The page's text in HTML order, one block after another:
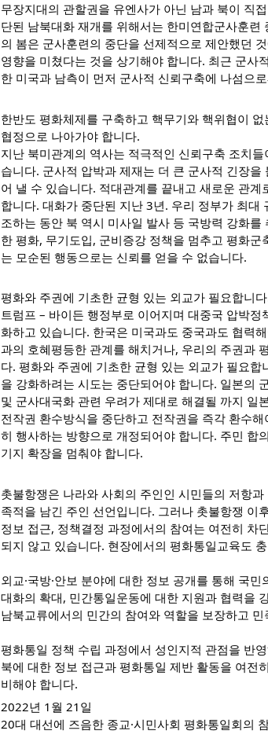
무장지대의 관할권을 유엔사가 아닌 남과 북이 직
단된 남북대화 재개를 위해서는 한미연합군사훈
의 봄은 군사훈련의 중단을 선제적으로 제안했던
영향을 미쳤다는 것을 상기해야 합니다. 최근 군사
한 미국과 남측이 먼저 군사적 신뢰구축에 나섬으
한반도 평화체제를 구축하고 핵무기와 핵위협이
협정으로 나아가야 합니다.
지난 북미관계의 역사는 적극적인 신뢰구축 조치
습니다. 군사적 압박과 제재는 더 큰 군사적 긴장
어 낼 수 있습니다. 적대관계를 끝내고 새로운 관
합니다. 대화가 중단된 지난 3년. 우리 정부가 최
조하는 동안 북 역시 미사일 발사 등 국방력 강화를
한 평화, 무기도입, 군비증강 정책을 멈추고 평화
는 모순된 행동으로는 신뢰를 얻을 수 없습니다.
평화와 주권에 기초한 균형 있는 외교가 필요합니
트럼프 – 바이든 행정부로 이어지며 대중국 압박
화하고 있습니다. 한국은 미국과도 중국과도 협력
과의 호혜평등한 관계를 해치거나, 우리의 주권과
다. 평화와 주권에 기초한 균형 있는 외교가 필요
을 강화하려는 시도는 중단되어야 합니다. 일본의
및 군사대국화 관련 우려가 제대로 해결될 까지 일
전작권 환수방식을 중단하고 전작권을 즉각 환수
히 행사하는 방향으로 개정되어야 합니다. 주민 합
기지 확장을 멈춰야 합니다.
촛불항쟁은 나라와 사회의 주인인 시민들의 저항
족적을 남긴 주인 선언입니다. 그러나 촛불항쟁 이
정보 접근, 정책결정 과정에서의 참여는 여전히 차
되지 않고 있습니다. 현장에서의 평화통일교육도
외교·국방·안보 분야에 대한 정보 공개를 통해 국
대화의 확대, 민간통일운동에 대한 지원과 협력을
남북교류에서의 민간의 참여와 역할을 보장하고
평화통일 정책 수립 과정에서 성인지적 관점을 반
북에 대한 정보 접근과 평화통일 제반 활동을 여전
비해야 합니다.
2022년 1월 21일
20대 대선에 즈음한 종교·시민사회 평화통일회의